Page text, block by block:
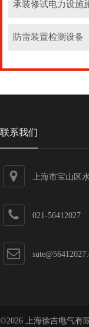
防雷装置检测设备
联系我们
上海市宝山区
021-56412027
©2026 上海徐吉电气有